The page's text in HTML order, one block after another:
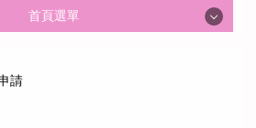
首頁選單
請